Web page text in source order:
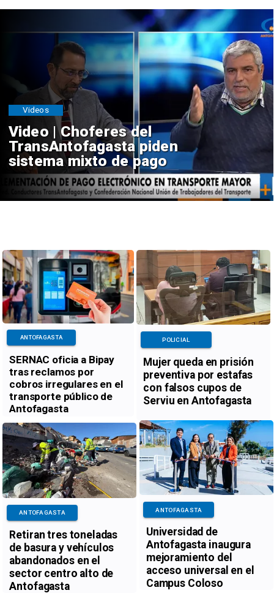
Video | Choferes del
TransAntofagasta piden
sistema mixto de pago
Videos
SERNAC oficia a Bipay
tras reclamos por
cobros irregulares en el
transporte público de
Antofagasta
ANTOFAGASTA
Mujer queda en prisión
preventiva por estafas
con falsos cupos de
Serviu en Antofagasta
POLICIAL
Retiran tres toneladas
de basura y vehículos
abandonados en el
sector centro alto de
Antofagasta
ANTOFAGASTA
Universidad de
Antofagasta inaugura
mejoramiento del
acceso universal en el
Campus Coloso
ANTOFAGASTA